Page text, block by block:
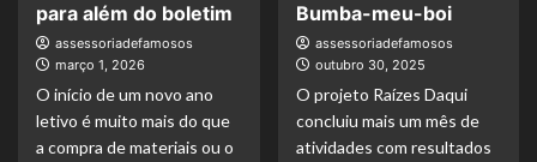
para além do boletim
assessoriadefamosos
março 1, 2026
O início de um novo ano
letivo é muito mais do que
a compra de materiais ou o
Bumba-meu-boi
assessoriadefamosos
outubro 30, 2025
O projeto Raízes Daqui
concluiu mais um mês de
atividades com resultados